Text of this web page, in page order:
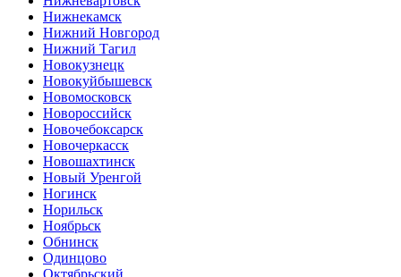
Нижнекамск
Нижний Новгород
Нижний Тагил
Новокузнецк
Новокуйбышевск
Новомосковск
Новороссийск
Новочебоксарск
Новочеркасск
Новошахтинск
Новый Уренгой
Ногинск
Норильск
Ноябрьск
Обнинск
Одинцово
Октябрьский